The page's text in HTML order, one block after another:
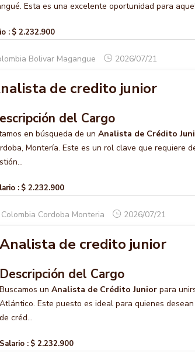
Esta es una excelente oportunidad para
: $ 2.232.900
Bolivar Magangue 2026/07/21
de credito junior
del Cargo
en búsqueda de un Analista de Crédito
Montería. Este es un rol clave que requiere
: $ 2.232.900
Colombia Cordoba Monteria 2026/07/21
Analista de credito junior
Descripción del Cargo
Buscamos un Analista de Crédito Junior para
Atlántico. Este puesto es ideal para quienes
de créd...
Salario : $ 2.232.900